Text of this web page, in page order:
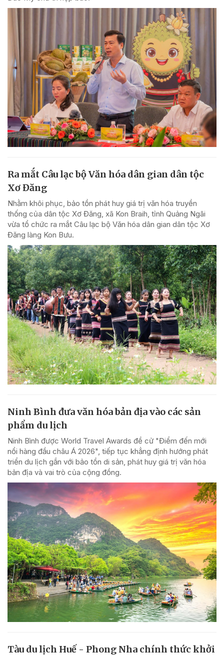
Ra mắt Câu lạc bộ Văn hóa dân gian dân tộc
Xơ Đăng
Nhằm khôi phục, bảo tồn phát huy giá trị văn hóa truyền
thống của dân tộc Xơ Đăng, xã Kon Braih, tỉnh Quảng Ngãi
vừa tổ chức ra mắt Câu lạc bộ Văn hóa dân gian dân tộc Xơ
Đăng làng Kon Bưu.
Ninh Bình đưa văn hóa bản địa vào các sản
phẩm du lịch
Ninh Bình được World Travel Awards đề cử "Điểm đến mới
nổi hàng đầu châu Á 2026", tiếp tục khẳng định hướng phát
triển du lịch gắn với bảo tồn di sản, phát huy giá trị văn hóa
bản địa và vai trò của cộng đồng.
Tàu du lịch Huế - Phong Nha chính thức khởi